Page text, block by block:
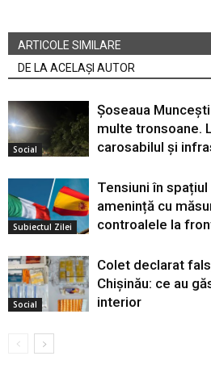
ARTICOLE SIMILARE
DE LA ACELAȘI AUTOR
Social
Șoseaua
multe tronsoane.
carosabilul și
Subiectul Zilei
Tensiuni în
amenință cu
controalele la
Social
Colet declarat
Chișinău: ce au
interior